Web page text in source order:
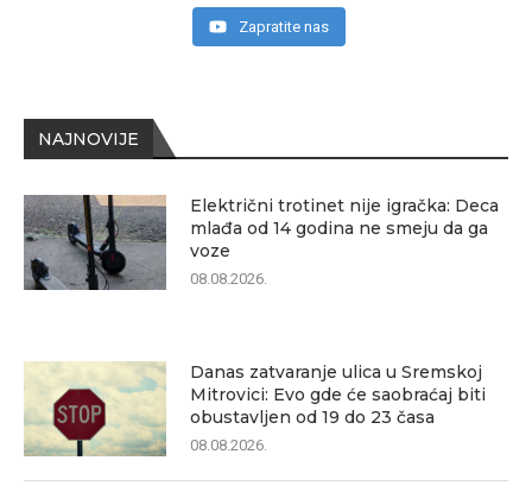
NAJNOVIJE
Električni trotinet nije igračka: Deca
mlađa od 14 godina ne smeju da ga
voze
08.08.2026.
Danas zatvaranje ulica u Sremskoj
Mitrovici: Evo gde će saobraćaj biti
obustavljen od 19 do 23 časa
08.08.2026.
Zapratite nas